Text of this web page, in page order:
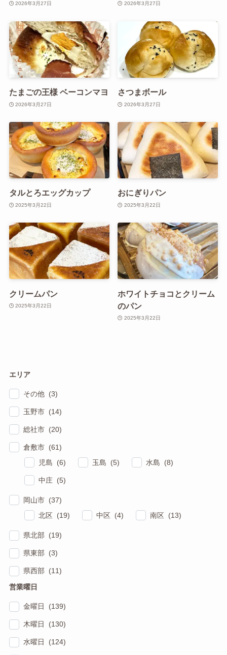
2026年3月27日 2026年3月27日
たまごの王様 ベーコンマヨ
2026年3月27日
さつまボール
2026年3月27日
タルとろエッグカップ
2025年3月22日
おにぎりパン
2025年3月22日
クリームパン
2025年3月22日
ホワイトチョコとクリーム
のパン
2025年3月22日
エリア
その他 (3)
玉野市 (14)
総社市 (20)
倉敷市 (61)
児島 (6)
玉島 (5) 水島 (8)
中庄 (5)
岡山市 (37)
北区 (19)
中区 (4) 南区 (13)
県北部 (19)
県東部 (3)
県西部 (11)
営業曜日
金曜日 (139)
木曜日 (130)
水曜日 (124)